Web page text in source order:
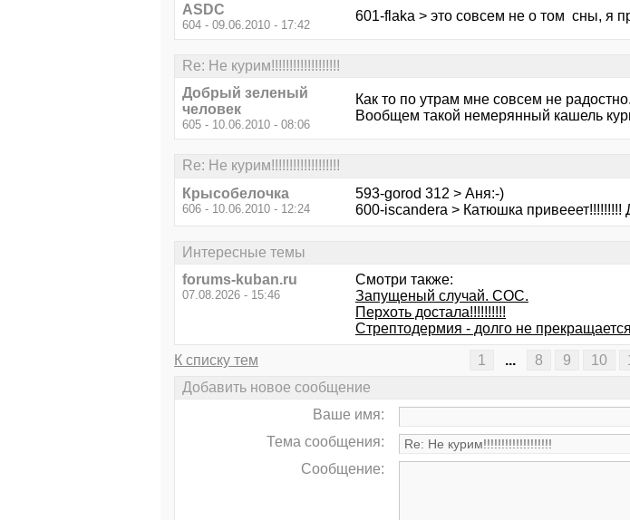
ASDC
604 - 09.06.2010 - 17:42
601-flaka > это совсем не о том сны, я
Re: Не курим!!!!!!!!!!!!!!!!!!!
Добрый зеленый
человек
605 - 10.06.2010 - 08:06
Как то по утрам мне совсем не
Вообщем такой немерянный кашель
Re: Не курим!!!!!!!!!!!!!!!!!!!
Крысобелочка
606 - 10.06.2010 - 12:24
593-gorod 312 > Аня:-)
600-iscandera > Катюшка привееет!!!!!!!!!
Интересные темы
forums-kuban.ru
07.08.2026 - 15:46
Смотри также:
Запущеный случай. СОС.
Перхоть достала!!!!!!!!!!
Стрептодермия - долго не прекращается
К списку тем 1 ... 8 9 10
Добавить новое сообщение
Ваше имя:
Тема сообщения:
Сообщение: